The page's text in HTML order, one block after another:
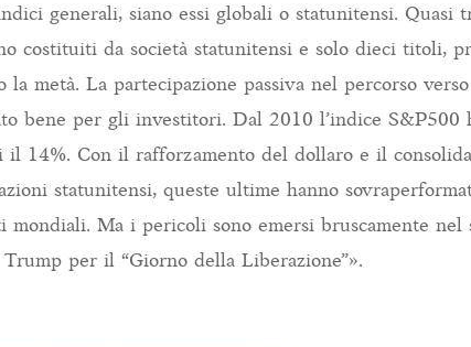
generali, siano essi globali o statunitensi. Quasi
costituiti da società statunitensi e solo dieci titoli,
la metà. La partecipazione passiva nel percorso
bene per gli investitori. Dal 2010 l’indice S&P500
14%. Con il rafforzamento del dollaro e il
statunitensi, queste ultime hanno
Ma i pericoli sono emersi bruscamente nel
per il “Giorno della Liberazione”».